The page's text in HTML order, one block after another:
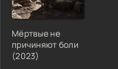
Мёртвые не
причиняют боли
(2023)